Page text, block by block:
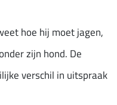
hoe hij moet jagen,
zijn hond. De
verschil in uitspraak